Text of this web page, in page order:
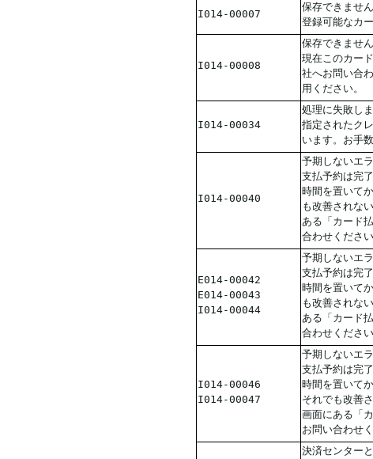
I014-00007
保存できませ
登録可能なカ
I014-00008
保存できませ
現在このカー
社へお問い合
用ください。
I014-00034
処理に失敗しま
指定されたク
います。お手
I014-00040
予期しないエ
支払予約は完
時間を置いて
も改善されな
ある「カード
合わせください
E014-00042
E014-00043
I014-00044
予期しないエ
支払予約は完
時間を置いて
も改善されな
ある「カード
合わせください
I014-00046
I014-00047
予期しないエ
支払予約は完
時間を置いて
それでも改善
画面にある「
お問い合わせく
決済センター